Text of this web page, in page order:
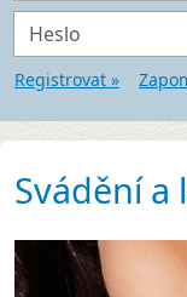
Heslo
Registrovat »
Svádění a